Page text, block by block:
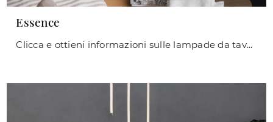
Essence
Clicca e ottieni informazioni sulle lampade da tavolo di Ideal Lux: il modello Essence in metallo ti aspetta!